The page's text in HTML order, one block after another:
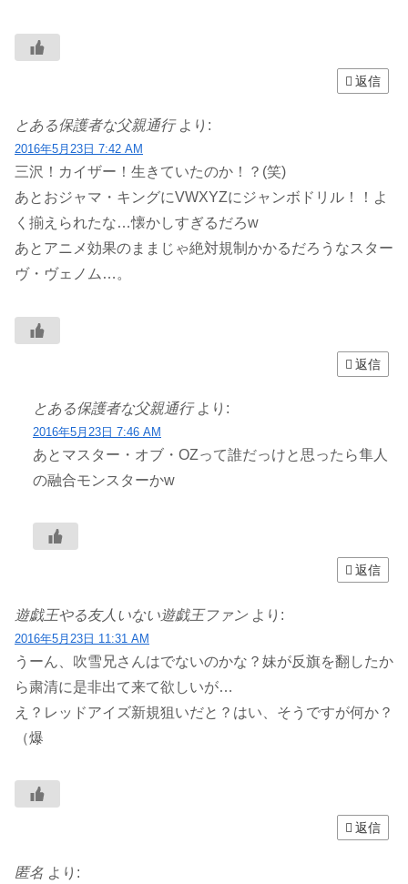
返信
とある保護者な父親通行 より:
2016年5月23日 7:42 AM
三沢！カイザー！生きていたのか！？(笑)
あとおジャマ・キングにVWXYZにジャンボドリル！！よ
く揃えられたな…懐かしすぎるだろw
あとアニメ効果のままじゃ絶対規制かかるだろうなスター
ヴ・ヴェノム…。
返信
とある保護者な父親通行 より:
2016年5月23日 7:46 AM
あとマスター・オブ・OZって誰だっけと思ったら隼人
の融合モンスターかw
返信
遊戯王やる友人いない遊戯王ファン より:
2016年5月23日 11:31 AM
うーん、吹雪兄さんはでないのかな？妹が反旗を翻したか
ら粛清に是非出て来て欲しいが…
え？レッドアイズ新規狙いだと？はい、そうですが何か？
（爆
返信
匿名 より: